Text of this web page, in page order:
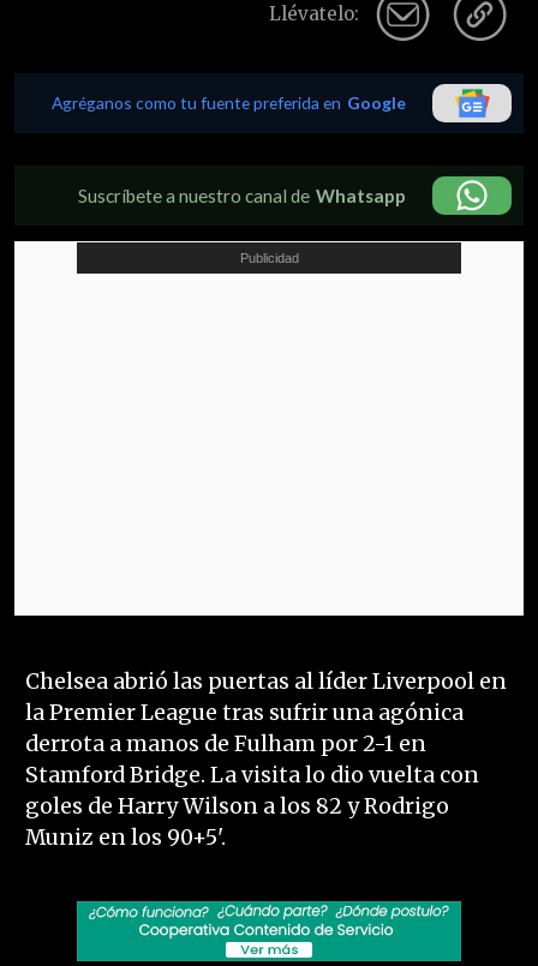
Llévatelo:
Agréganos como tu fuente preferida en Google
Suscríbete a nuestro canal de Whatsapp
Chelsea abrió las puertas al líder Liverpool en
la Premier League tras sufrir una agónica
derrota a manos de Fulham por 2-1 en
Stamford Bridge. La visita lo dio vuelta con
goles de Harry Wilson a los 82 y Rodrigo
Muniz en los 90+5'.